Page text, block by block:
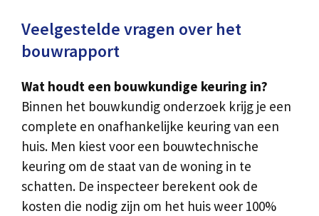
Veelgestelde vragen over het
bouwrapport
Wat houdt een bouwkundige keuring in?
Binnen het bouwkundig onderzoek krijg je een
complete en onafhankelijke keuring van een
huis. Men kiest voor een bouwtechnische
keuring om de staat van de woning in te
schatten. De inspecteer berekent ook de
kosten die nodig zijn om het huis weer 100%